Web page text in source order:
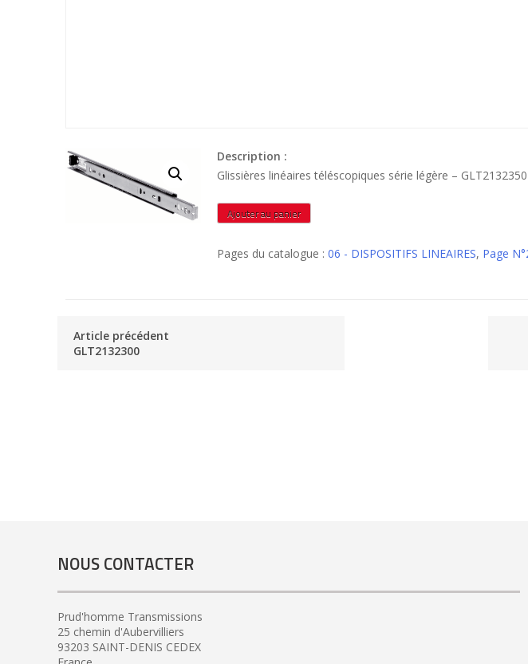
Description :
Glissières linéaires téléscopiques série légère – GLT2132350
quantité
de
Ajouter au panier
Pages du catalogue : 06 - DISPOSITIFS LINEAIRES, Page
Article précédent
GLT2132300
NOUS CONTACTER
Prud'homme Transmissions
25 chemin d'Aubervilliers
93203 SAINT-DENIS CEDEX